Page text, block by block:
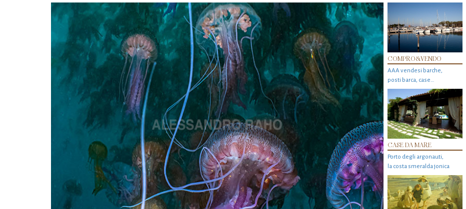
COMPRO&VENDO
AAA vendesi barche,
posti barca, case…
CASE DA MARE
Porto degli argonauti,
la costa smeralda jonica